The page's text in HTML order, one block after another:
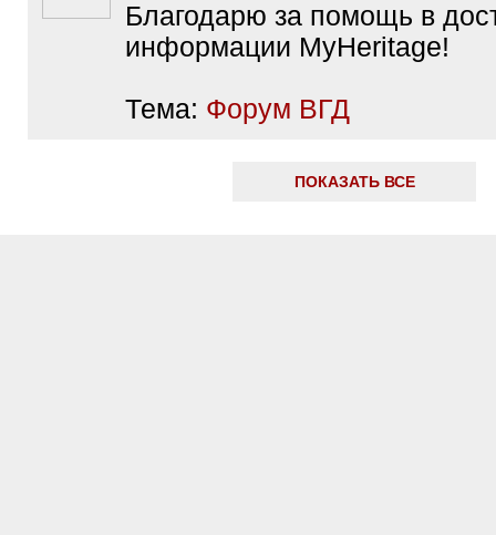
Благодарю за помощь в
информации MyHeritage!
Тема: Форум ВГД
ПОКАЗАТЬ ВСЕ